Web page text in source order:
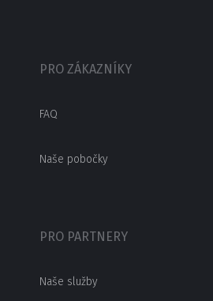
PRO ZÁKAZNÍKY
FAQ
Naše pobočky
PRO PARTNERY
Naše služby